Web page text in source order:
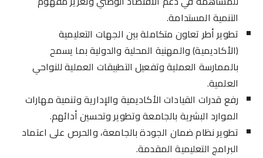
التنمية المستدامة.
تطوير أطر تعاون متكاملة بين الجهات التعليمية
(الأكاديمية) والمهنية المحلية والدولية بما يسمح
بالممارسة العملية وتفعيل التطبيقات العملية للنواحي
العلمية.
رفع قدرات القيادات الأكاديمية والإدارية وتنمية مهارات
الموارد البشرية بالجامعة وتطوير وتحسين أدائهم.
تطوير نظام ضمان الجودة بالجامعة، والحرص على اعتماد
البرامج التعليمية المقدمة.